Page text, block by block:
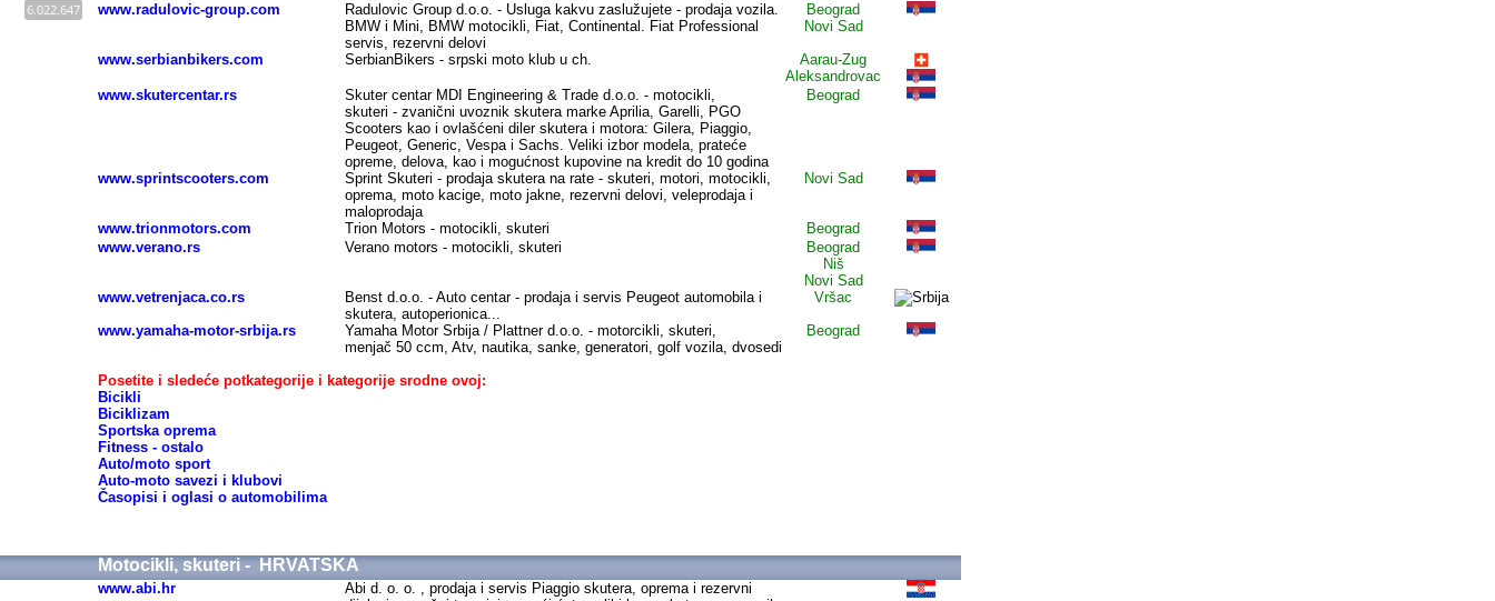
6.022.647
www.radulovic-group.com
Radulovic Group d.o.o. - Usluga kakvu zaslužujete - prodaja vozila.
BMW i Mini, BMW motocikli, Fiat, Continental. Fiat Professional
servis, rezervni delovi
Beograd
Novi Sad
www.serbianbikers.com
SerbianBikers - srpski moto klub u ch.
Aarau-Zug
Aleksandrovac
www.skutercentar.rs
Skuter centar MDI Engineering & Trade d.o.o. - motocikli,
skuteri - zvanični uvoznik skutera marke Aprilia, Garelli, PGO
Scooters kao i ovlašćeni diler skutera i motora: Gilera, Piaggio,
Peugeot, Generic, Vespa i Sachs. Veliki izbor modela, prateće
opreme, delova, kao i mogućnost kupovine na kredit do 10 godina
Beograd
www.sprintscooters.com
Sprint Skuteri - prodaja skutera na rate - skuteri, motori, motocikli,
oprema, moto kacige, moto jakne, rezervni delovi, veleprodaja i
maloprodaja
Novi Sad
www.trionmotors.com Trion Motors - motocikli, skuteri
Beograd
www.verano.rs
Verano motors - motocikli, skuteri
Beograd
Niš
Novi Sad
www.vetrenjaca.co.rs
Benst d.o.o. - Auto centar - prodaja i servis Peugeot automobila i
skutera, autoperionica...
Vršac
www.yamaha-motor-srbija.rs
Yamaha Motor Srbija / Plattner d.o.o. - motorcikli, skuteri,
menjač 50 ccm, Atv, nautika, sanke, generatori, golf vozila, dvosedi
Beograd
Posetite i sledeće potkategorije i kategorije srodne ovoj:
Bicikli
Biciklizam
Sportska oprema
Fitness - ostalo
Auto/moto sport
Auto-moto savezi i klubovi
Časopisi i oglasi o automobilima
Motocikli, skuteri - HRVATSKA
www.abi.hr
Abi d. o. o. , prodaja i servis Piaggio skutera, oprema i rezervni